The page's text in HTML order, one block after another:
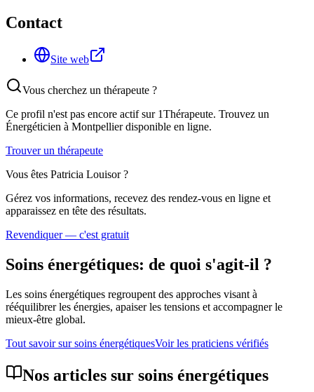
Contact
Site web
Vous cherchez un thérapeute ?
Ce profil n'est pas encore actif sur 1Thérapeute. Trouvez un
Énergéticien à Montpellierdisponible en ligne.
Trouver un thérapeute
Vous êtes Patricia Louisor?
Gérez vos informations, recevez des rendez-vous en ligne et
apparaissez en tête des résultats.
Revendiquer — c'est gratuit
Soins énergétiques: de quoi s'agit-il ?
Les soins énergétiques regroupent des approches visant à
rééquilibrer les énergies, apaiser les tensions et accompagner le
mieux-être global.
Tout savoir sursoins énergétiquesVoir les praticiens vérifiés
Nos articles sur soins énergétiques